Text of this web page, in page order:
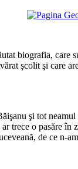
biografia,
şcolit şi care
şi tot
trece o pasăre
de ce n-